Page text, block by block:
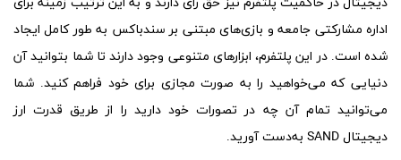
اداره مشارکتی جامعه و بازی‌های مبتنی بر سندباکس به طور کامل ایجاد
شده است. در این پلتفرم، ابزارهای متنوعی وجود دارند تا شما بتوانید آن
دنیایی که می‌خواهید را به صورت مجازی برای خود فراهم کنید. شما
می‌توانید تمام آن چه در تصورات خود دارید را از طریق قدرت ارز
دیجیتال SAND به‌دست آورید.